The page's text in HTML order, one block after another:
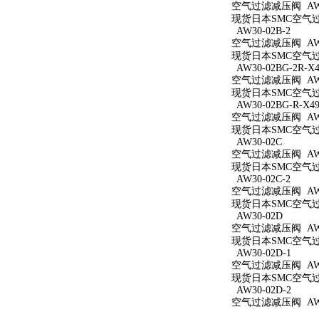
空气过滤减压阀
现货日本SMC空气
AW30-02B-2
空气过滤减压阀
现货日本SMC空气
AW30-02BG-2R-
空气过滤减压阀
现货日本SMC空气
AW30-02BG-R-
空气过滤减压阀
现货日本SMC空气
AW30-02C
空气过滤减压阀
现货日本SMC空气
AW30-02C-2
空气过滤减压阀
现货日本SMC空气
AW30-02D
空气过滤减压阀
现货日本SMC空气
AW30-02D-1
空气过滤减压阀
现货日本SMC空气
AW30-02D-2
空气过滤减压阀